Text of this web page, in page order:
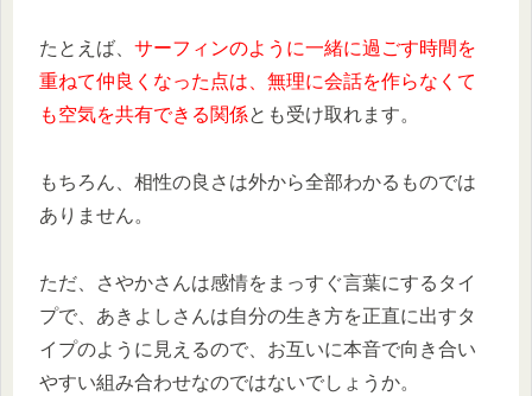
たとえば、 サーフィンのように一緒に過ごす時間を
重ねて仲良くなった点は、無理に会話を作らなくて
も空気を共有できる関係とも受け取れます。
もちろん、相性の良さは外から全部わかるものでは
ありません。
ただ、さやかさんは感情をまっすぐ言葉にするタイ
プで、あきよしさんは自分の生き方を正直に出すタ
イプのように見えるので、お互いに本音で向き合い
やすい組み合わせなのではないでしょうか。